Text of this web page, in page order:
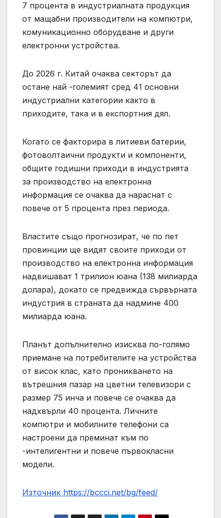
7 процента в индустриалната продукция
от мащабни производители на компютри,
комуникационно оборудване и други
електронни устройства.
До 2026 г. Китай очаква секторът да
остане най -големият сред 41 основни
индустриални категории както в
приходите, така и в експортния дял.
Когато се факторира в литиеви батерии,
фотоволтаични продукти и компоненти,
общите годишни приходи в индустрията
за производство на електронна
информация се очаква да нараснат с
повече от 5 процента през периода.
Властите също прогнозират, че по пет
провинции ще видят своите приходи от
производство на електронна информация
надвишават 1 трилион юана (138 милиарда
долара), докато се предвижда сървърната
индустрия в страната да надмине 400
милиарда юана.
Планът допълнително изисква по-голямо
приемане на потребителите на устройства
от висок клас, като проникването на
вътрешния пазар на цветни телевизори с
размер 75 инча и повече се очаква да
надхвърли 40 процента. Личните
компютри и мобилните телефони са
настроени да преминат към по
-интелигентни и повече първокласни
модели.
Източник https://bccci.net/bg/feed/